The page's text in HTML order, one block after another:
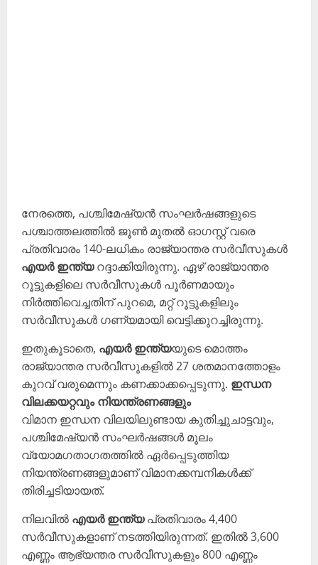
നേരത്തെ, പശ്ചിമേഷ്യൻ സംഘർഷങ്ങളുടെ
പശ്ചാത്തലത്തിൽ ജൂൺ മുതൽ ഓഗസ്റ്റ് വരെ
പ്രതിവാരം 140-ലധികം രാജ്യാന്തര സർവീസുകൾ
എയർ ഇന്ത്യറദ്ദാക്കിയിരുന്നു. ഏഴ് രാജ്യാന്തര
റൂട്ടുകളിലെ സർവീസുകൾ പൂർണമായും
നിർത്തിവെച്ചതിന് പുറമെ, മറ്റ് റൂട്ടുകളിലും
സർവീസുകൾ ഗണ്യമായി വെട്ടിക്കുറച്ചിരുന്നു.
ഇതുകൂടാതെ, എയർ ഇന്ത്യയുടെ മൊത്തം
രാജ്യാന്തര സർവീസുകളിൽ 27 ശതമാനത്തോളം
കുറവ് വരുമെന്നും കണക്കാക്കപ്പെടുന്നു. ഇന്ധന
വിലക്കയറ്റവും നിയന്ത്രണങ്ങളും
വിമാന ഇന്ധന വിലയിലുണ്ടായ കുതിച്ചുചാട്ടവും,
പശ്ചിമേഷ്യൻ സംഘർഷങ്ങൾ മൂലം
വ്യോമഗതാഗതത്തിൽ ഏർപ്പെടുത്തിയ
നിയന്ത്രണങ്ങളുമാണ് വിമാനക്കമ്പനികൾക്ക്
തിരിച്ചടിയായത്.
നിലവിൽ എയർ ഇന്ത്യപ്രതിവാരം 4,400
സർവീസുകളാണ് നടത്തിയിരുന്നത്. ഇതിൽ 3,600
എണ്ണം ആഭ്യന്തര സർവീസുകളും 800 എണ്ണം